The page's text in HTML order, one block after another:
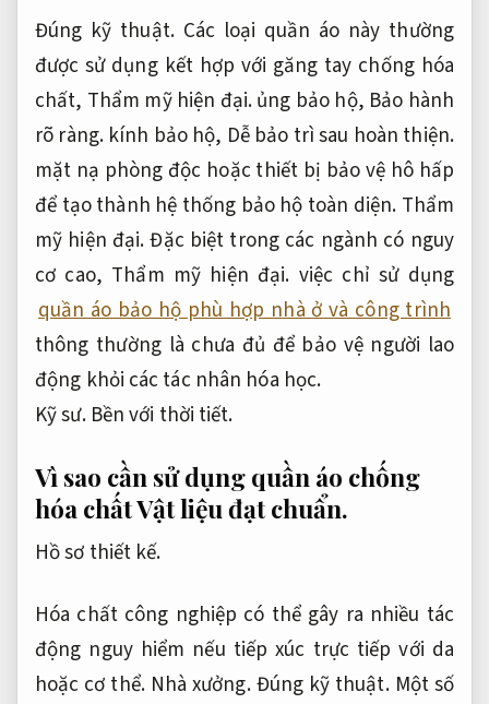
Đúng kỹ thuật.Các loại quần áo này thường
được sử dụng kết hợp với găng tay chống hóa
chất, Thẩm mỹ hiện đại.ủng bảo hộ, Bảo hành
rõ ràng.kính bảo hộ, Dễ bảo trì sau hoàn thiện.
mặt nạ phòng độc hoặc thiết bị bảo vệ hô hấp
để tạo thành hệ thống bảo hộ toàn diện. Thẩm
mỹ hiện đại.Đặc biệt trong các ngành có nguy
cơ cao, Thẩm mỹ hiện đại. việc chỉ sử dụng
quần áo bảo hộ phù hợp nhà ở và công trình
thông thường là chưa đủ để bảo vệ người lao
động khỏi các tác nhân hóa học.
Kỹ sư. Bền với thời tiết.
Vì sao cần sử dụng quần áo chống
hóa chấtVật liệu đạt chuẩn.
Hồ sơ thiết kế.
Hóa chất công nghiệp có thể gây ra nhiều tác
động nguy hiểm nếu tiếp xúc trực tiếp với da
hoặc cơ thể. Nhà xưởng.Đúng kỹ thuật.Một số